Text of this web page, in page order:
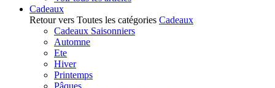
Cadeaux
Retour vers Toutes les catégories Cadeaux
Cadeaux Saisonniers
Automne
Ete
Hiver
Printemps
Pâques